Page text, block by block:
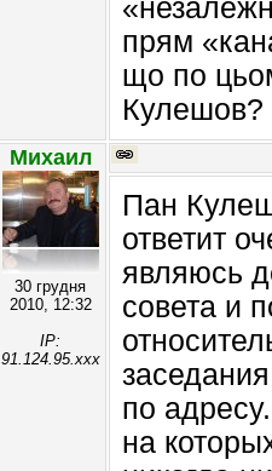
прям
що по
Кулешов?
Михаил
30 грудня
2010, 12:32
IP:
91.124.95.xxx
Пан
ответит
являюсь
совета и
по
на